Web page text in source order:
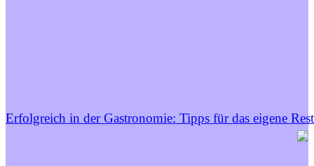
Erfolgreich in der Gastronomie: Tipps für das eigene